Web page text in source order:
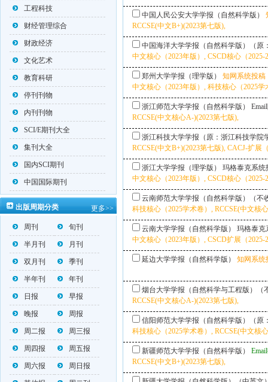
工程科技
财经管理综合
财政经济
文化艺术
教育科研
停刊刊物
内刊刊物
SCI/E期刊大全
集刊大全
国内SCI期刊
中国国际期刊
出版周期分类 更多>>
周刊 旬刊
半月刊 月刊
双月刊 季刊
半年刊 年刊
日报 早报
晚报 周报
周二报 周三报
周四报 周五报
周六报 周日报
中国人民公安大学学报（自然科学版）
RCCSE(中文B+)(2023第七版),
中国海洋大学学报（自然科学版）（
中文核心（2023年版）, CSCD核心（
郑州大学学报（理学版）
知网系统投稿
中文核心（2023年版）, 科技核心（2025
浙江师范大学学报（自然科学版）
RCCSE(中文核心A-)(2023第七版),
浙江科技大学学报（原：浙江科技学
RCCSE(中文B+)(2023第七版), CACJ-扩展
浙江大学学报（理学版）
玛格泰克系统
中文核心（2023年版）, CSCD核心（
云南师范大学学报（自然科学版）（
科技核心（2025学术卷）, RCCSE(中文核
云南大学学报（自然科学版）
玛格泰克
中文核心（2023年版）, CSCD扩展（
延边大学学报（自然科学版） 知网系统
烟台大学学报（自然科学与工程版）
RCCSE(中文核心A-)(2023第七版),
信阳师范大学学报（自然科学版）（
科技核心（2025学术卷）, RCCSE(中文核
新疆师范大学学报（自然科学版）
RCCSE(中文B+)(2023第七版),